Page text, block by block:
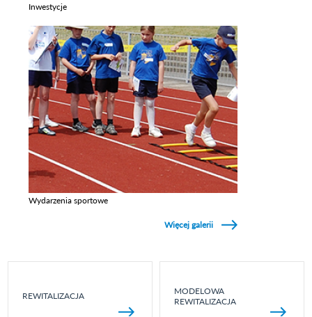
Inwestycje
Wydarzenia sportowe
Więcej galerii
REWITALIZACJA
MODELOWA
REWITALIZACJA